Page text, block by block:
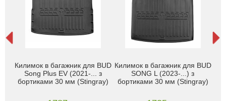
Килимок в багажник для BUD
Song Plus EV (2021-... з
бортиками 30 мм (Stingray)
Килимок в багажник для BUD
SONG L (2023-...) з
бортиками 30 мм (Stingray)